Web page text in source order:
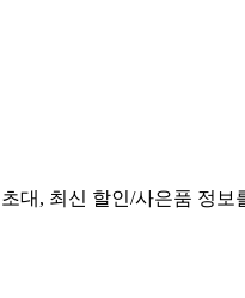
대, 최신 할인/사은품 정보